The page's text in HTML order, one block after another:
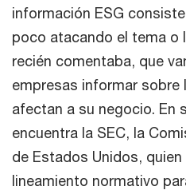
información ESG
poco atacando el tema o
recién comentaba, que
empresas informar
afectan a su negocio. En
encuentra la SEC, la
de Estados Unidos,
lineamiento normativo